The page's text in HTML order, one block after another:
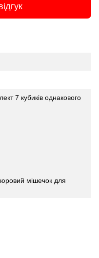
7 кубиків однакового
мішечок для